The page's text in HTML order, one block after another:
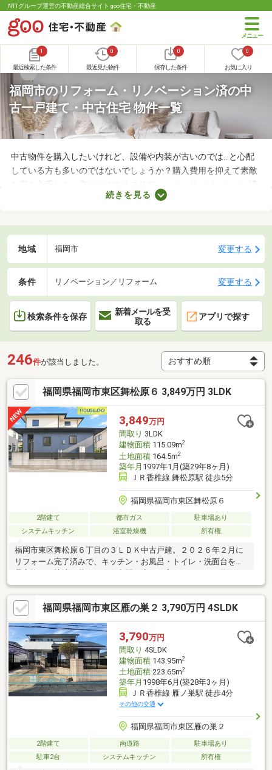
NTTグループ運営の不動産総合サイト goo住宅・不動産
1
最近検索した条件
0
最近見た物件
0
保存した条件
0
お気に入り
福岡市のリフォーム・リノベーション済の中
古一戸建て・中古住宅 物件一覧
中古物件を購入したいけれど、設備や内装が古いのでは…と心配
している方も多いのではないでしょうか？購入費用を抑えて素敵
な家を入手したい方におすすめのリフォーム・リノベーション済
みの中古一軒家を紹介します。築年数が古くても新しい設備が整
快適に暮らせますよ。
続きを見る
地域 福岡市 変更する
条件 リノベーション／リフォーム 変更する
検索条件を保存
新着メールを受
取る
アプリで探す
246件が該当しました。
福岡県福岡市東区舞松原６ 3,849万円 3LDK
3,849万円
間取り 3LDK
建物面積115.09m2
土地面積164.5m2
築年月 1997年1月(築29年8ヶ月)
ＪＲ香椎線 舞松原駅 徒歩5分
福岡県福岡市東区舞松原６
2階建て 都市ガス
駐車場あり
システムキッチン
浴室乾燥機 所有権
福岡市東区舞松原６丁目の３ＬＤＫ中古戸建。２０２６年２月に
リフォーム完了済みで、キッチン・お風呂・トイレ・洗面台を新
帖の広々としたリビングは開放感があり、ご家族がゆったりとく
つろげる憩いの空間。ウォークインクローゼット付きのため、衣
類や荷物もすっきり収納できます。室内は明るく清潔感のある仕
上がりで、気持ちよく新生活をスタート可能。さらにＪＲ駅まで
徒歩約５分の好立地で、通勤・通学やお出かけにも便利です。利
便性と快適性を兼ね備えたおすすめのリフォーム住宅をぜひご検
討ください！
福岡県福岡市東区雁の巣２ 3,790万円 4SLDK
3,790万円
間取り 4SLDK
建物面積143.95m2
土地面積223.65m2
築年月 1998年6月(築28年3ヶ月)
ＪＲ香椎線 雁ノ巣駅 徒歩4分
その他の交通
福岡県福岡市東区雁の巣２
2階建て 南道路
駐車場あり
駐車2台
システムキッチン 所有権